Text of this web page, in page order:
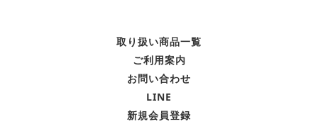
取り扱い商品一覧
・化粧品
・日用品
・サロン向け
・その他
ご利用案内
お問い合わせ
LINE
新規会員登録